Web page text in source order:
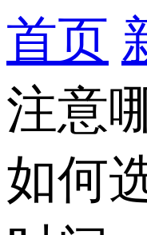
首页
注意
如何